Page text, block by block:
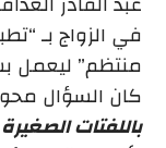
في الزواج بـ
منتظم” ليعمل
كان السؤال
باللفتات